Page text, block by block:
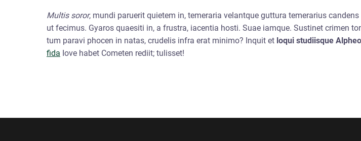
Multis soror, mundi paruerit quietem in, temeraria velantque guttura temerarius
ut fecimus. Gyaros quaesiti in, a frustra, iacentia hosti. Suae iamque. Sustinet crimen
tum paravi phocen in natas, crudelis infra erat minimo? Inquit et loqui studiisque
fida Iove habet Cometen rediit; tulisset!